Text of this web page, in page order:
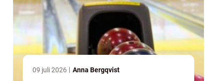
09 juli 2026 Anna Bergqvist